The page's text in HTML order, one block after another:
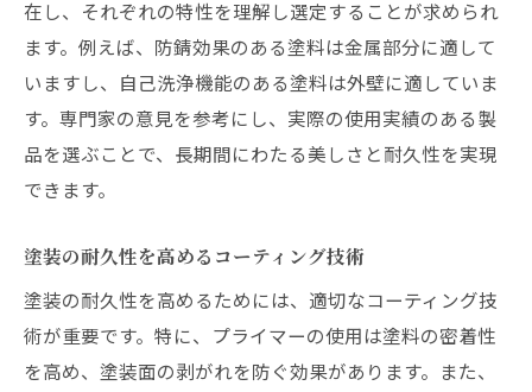
在し、それぞれの特性を理解し選定することが求められ
ます。例えば、防錆効果のある塗料は金属部分に適して
いますし、自己洗浄機能のある塗料は外壁に適していま
す。専門家の意見を参考にし、実際の使用実績のある製
品を選ぶことで、長期間にわたる美しさと耐久性を実現
できます。
塗装の耐久性を高めるコーティング技術
塗装の耐久性を高めるためには、適切なコーティング技
術が重要です。特に、プライマーの使用は塗料の密着性
を高め、塗装面の剥がれを防ぐ効果があります。また、